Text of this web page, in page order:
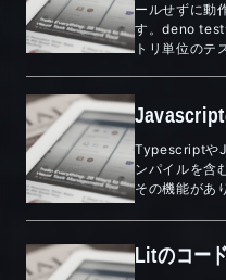
ールせずに動
す。deno test
トリ単位のテ
Javascript
Typescriptや
ンパイルを含
その機能があ
Litのコー